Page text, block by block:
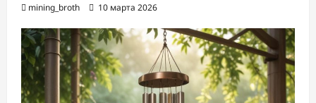
mining_broth 10 марта 2026